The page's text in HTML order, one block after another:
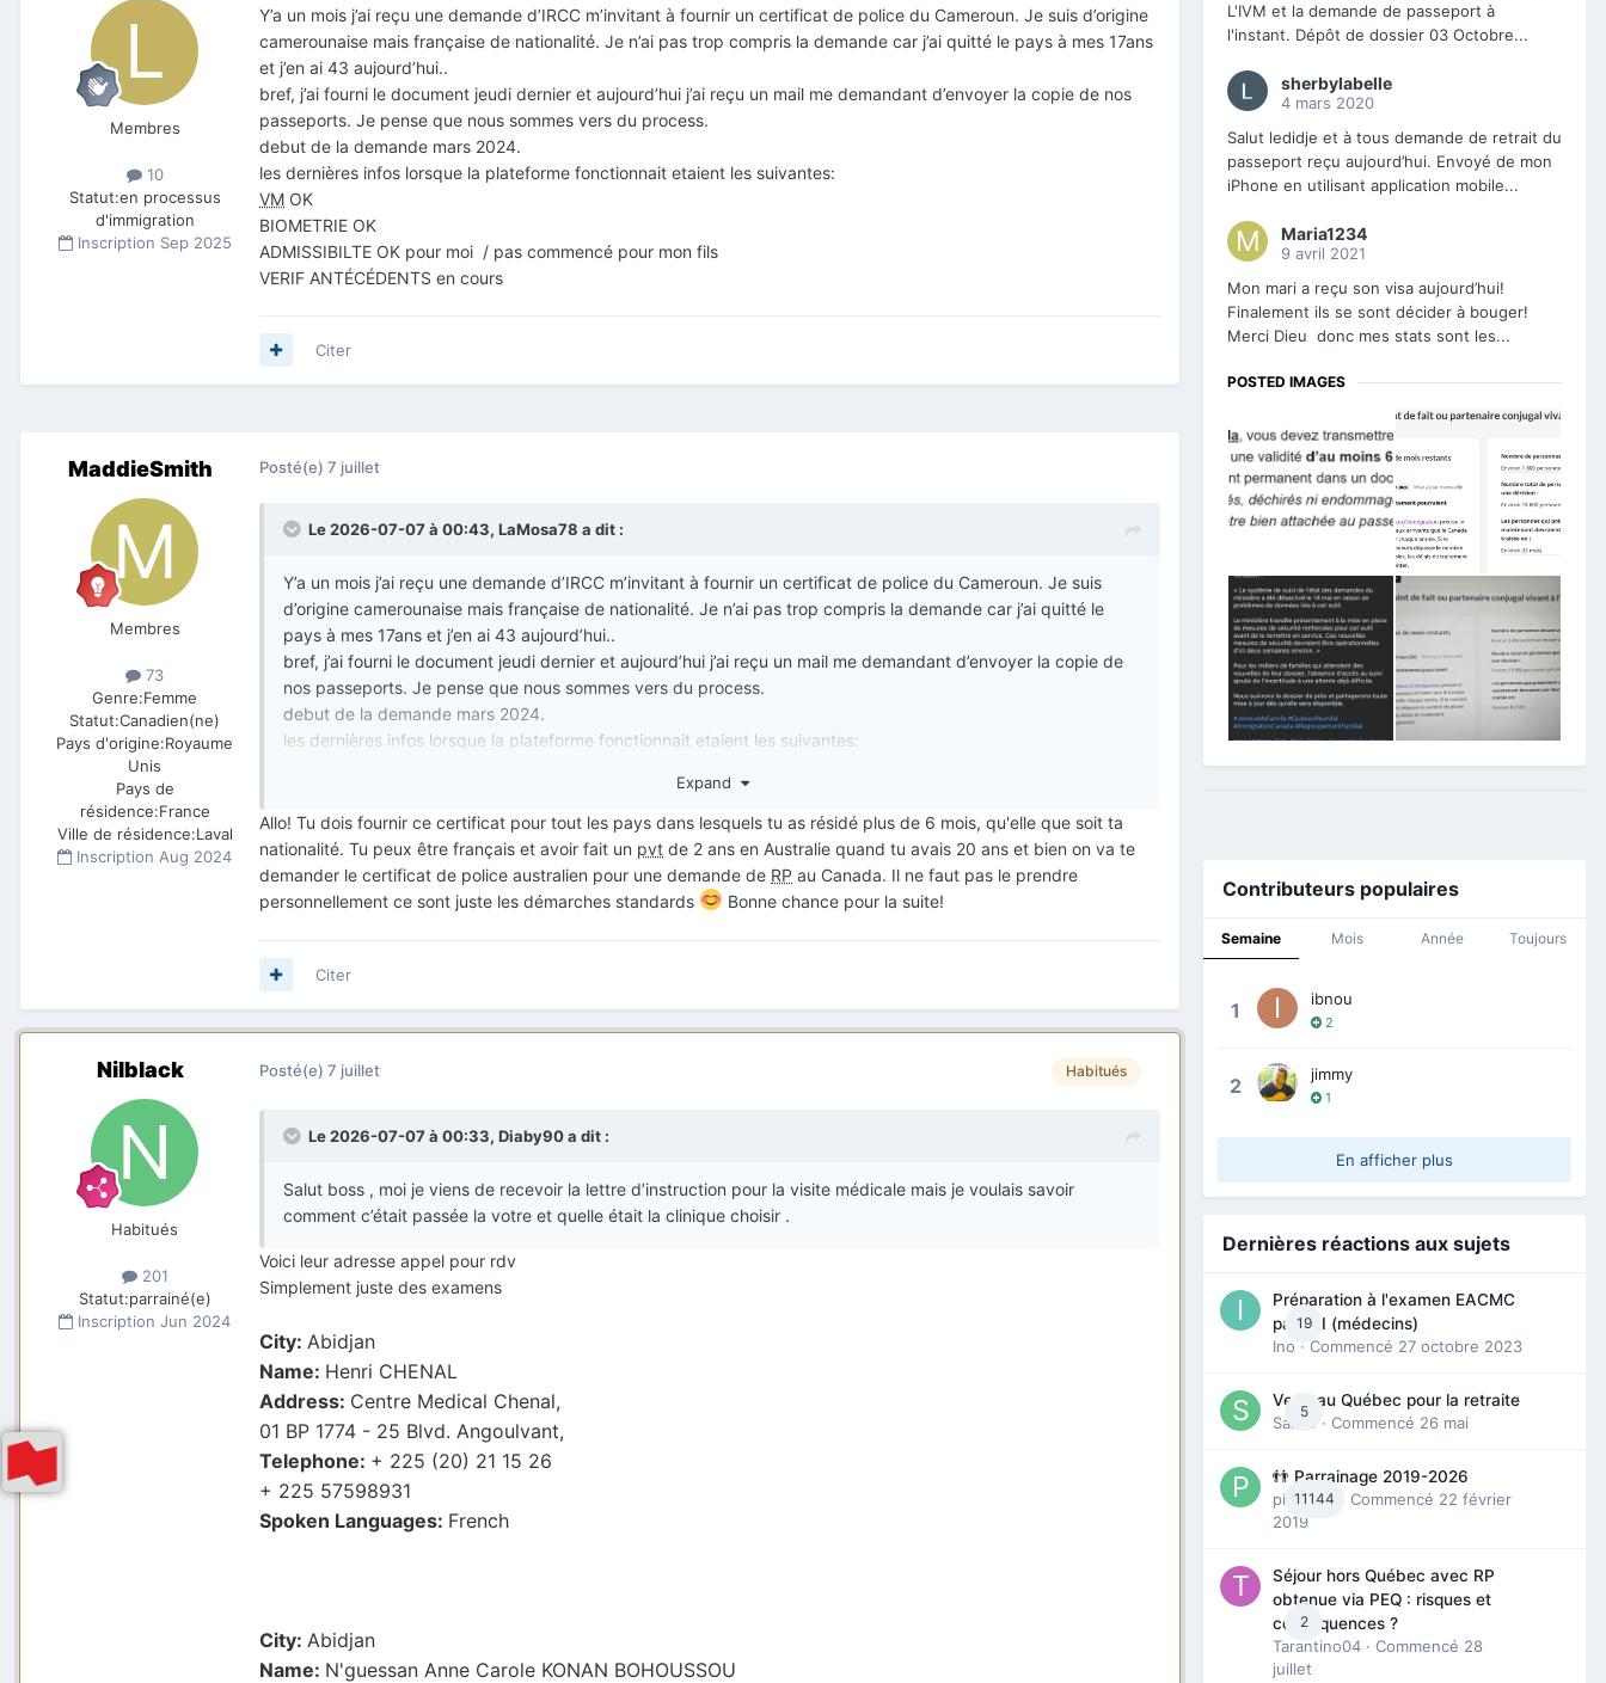
Membres
10
Statut:en processus
d'immigration
Inscription Sep 2025
Y’a un mois j’ai reçu une demande d’IRCC m’invitant à fournir un certificat de police du Cameroun. Je suis d’origine
camerounaise mais française de nationalité. Je n’ai pas trop compris la demande car j’ai quitté le pays à mes 17ans
et j’en ai 43 aujourd’hui..
bref, j’ai fourni le document jeudi dernier et aujourd’hui j’ai reçu un mail me demandant d’envoyer la copie de nos
passeports. Je pense que nous sommes vers du process.
debut de la demande mars 2024.
les dernières infos lorsque la plateforme fonctionnait etaient les suivantes:
VM OK
BIOMETRIE OK
ADMISSIBILTE OK pour moi / pas commencé pour mon fils
VERIF ANTÉCÉDENTS en cours
Citer
MaddieSmith
Membres
73
Genre:Femme
Statut:Canadien(ne)
Pays d'origine:Royaume
Unis
Pays de
résidence:France
Ville de résidence:Laval
Inscription Aug 2024
Posté(e) 7 juillet
Le 2026-07-07 à 00:43, LaMosa78 a dit :
Y’a un mois j’ai reçu une demande d’IRCC m’invitant à fournir un certificat de police du Cameroun. Je suis
d’origine camerounaise mais française de nationalité. Je n’ai pas trop compris la demande car j’ai quitté le
pays à mes 17ans et j’en ai 43 aujourd’hui..
bref, j’ai fourni le document jeudi dernier et aujourd’hui j’ai reçu un mail me demandant d’envoyer la copie de
nos passeports. Je pense que nous sommes vers du process.
debut de la demande mars 2024.
les dernières infos lorsque la plateforme fonctionnait etaient les suivantes:
ADMISSIBILTE OK pour moi / pas commencé pour mon fils
VERIF ANTÉCÉDENTS en cours
Expand
Allo! Tu dois fournir ce certificat pour tout les pays dans lesquels tu as résidé plus de 6 mois, qu'elle que soit ta
nationalité. Tu peux être français et avoir fait un pvt de 2 ans en Australie quand tu avais 20 ans et bien on va te
demander le certificat de police australien pour une demande de RP au Canada. Il ne faut pas le prendre
personnellement ce sont juste les démarches standards
Bonne chance pour la suite!
Citer
Nilblack
Habitués
201
Statut:parrainé(e)
Inscription Jun 2024
Habitués
Posté(e) 7 juillet
Le 2026-07-07 à 00:33, Diaby90a dit :
Salut boss , moi je viens de recevoir la lettre d’instruction pour la visite médicale mais je voulais savoir
comment c’était passée la votre et quelle était la clinique choisir .
Voici leur adresse appel pour rdv
Simplement juste des examens
City: Abidjan
Name: Henri CHENAL
Address: Centre Medical Chenal,
01 BP 1774 - 25 Blvd. Angoulvant,
Telephone: + 225 (20) 21 15 26
+ 225 57598931
Spoken Languages: French
City: Abidjan
Name: N'guessan Anne Carole KONAN BOHOUSSOU
L'IVM et la demande de passeport à
l'instant. Dépôt de dossier 03 Octobre...
sherbylabelle
4 mars 2020
Salut ledidje et à tous demande de retrait du
passeport reçu aujourd’hui. Envoyé de mon
iPhone en utilisant application mobile...
Maria1234
9 avril 2021
Mon mari a reçu son visa aujourd’hui!
Finalement ils se sont décider à bouger!
Merci Dieu donc mes stats sont les...
POSTED IMAGES
Contributeurs populaires
Semaine Mois Année Toujours
1 ibnou
2
2 jimmy
1
En afficher plus
Dernières réactions aux sujets
19
Préparation à l'examen EACMC
partie I (médecins)
Ino · Commencé 27 octobre 2023
5
Venir au Québec pour la retraite
Sab74
· Commencé 26 mai
11144
👬 Parrainage 2019-2026
piinoush
· Commencé 22 février
2019
2
Séjour hors Québec avec RP
obtenue via PEQ : risques et
conséquences ?
Tarantino04 · Commencé 28
juillet